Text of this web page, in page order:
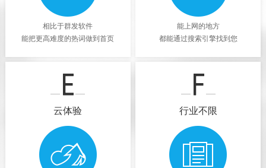
相比于群发软件
能把更高难度的热词做到首页
能上网的地方
都能通过搜索引擎找到您
云体验 行业不限